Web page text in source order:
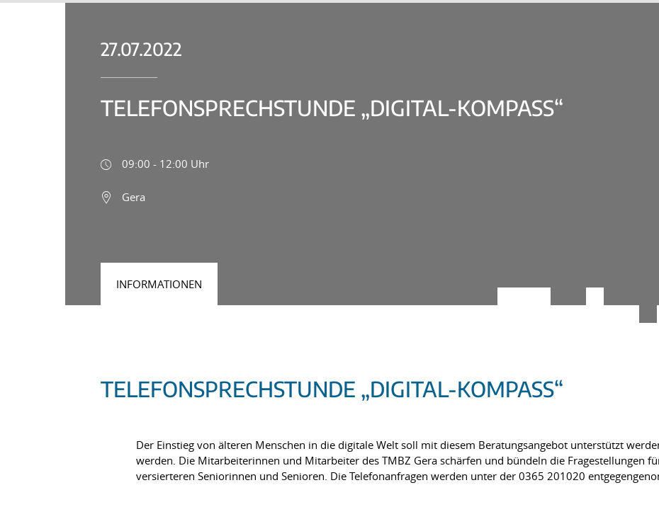
27.07.2022
TELEFONSPRECHSTUNDE „DIGITAL-KOMPASS“
09:00 - 12:00 Uhr
Gera
INFORMATIONEN
TELEFONSPRECHSTUNDE „DIGITAL-KOMPASS“
Der Einstieg von älteren Menschen in die digitale Welt soll mit diesem Beratungsangebot unterstützt
werden. Die Mitarbeiterinnen und Mitarbeiter des TMBZ Gera schärfen und bündeln die Fragestellungen
versierteren Seniorinnen und Senioren. Die Telefonanfragen werden unter der 0365 201020